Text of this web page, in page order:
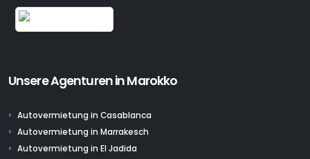
Unsere Agenturen in Marokko
Autovermietung in Casablanca
Autovermietung in Marrakesch
Autovermietung in El Jadida